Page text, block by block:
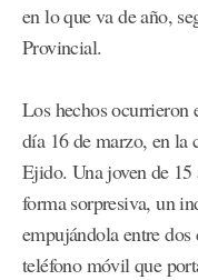
en lo que va de año,
Provincial.
Los hechos ocurrieron
día 16 de marzo, en la
Ejido. Una joven de
forma sorpresiva, un
empujándola entre
teléfono móvil que